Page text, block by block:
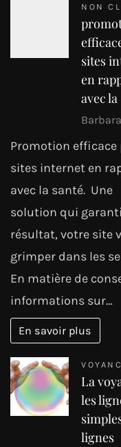
NON
sites
en
avec
Barbara
Promotion efficace
sites internet en
avec la santé. Une
solution qui
résultat, votre site
grimper dans les
En matière de
informations sur…
En savoir plus
La
les
lignes